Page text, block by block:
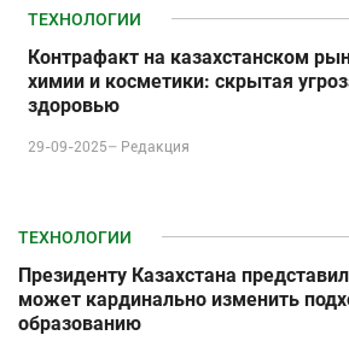
ТЕХНОЛОГИИ
Контрафакт на казахстанском
химии и косметики: скрытая
здоровью
29-09-2025– Редакция
ТЕХНОЛОГИИ
Президенту Казахстана
может кардинально изменить
образованию